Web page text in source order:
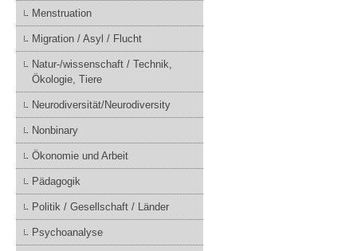
Menstruation
Migration / Asyl / Flucht
Natur-/wissenschaft / Technik,
Ökologie, Tiere
Neurodiversität/Neurodiversity
Nonbinary
Ökonomie und Arbeit
Pädagogik
Politik / Gesellschaft / Länder
Psychoanalyse